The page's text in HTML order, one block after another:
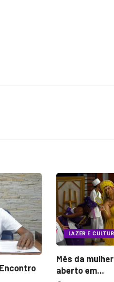
POLÍTICA
Presidente
eleição de